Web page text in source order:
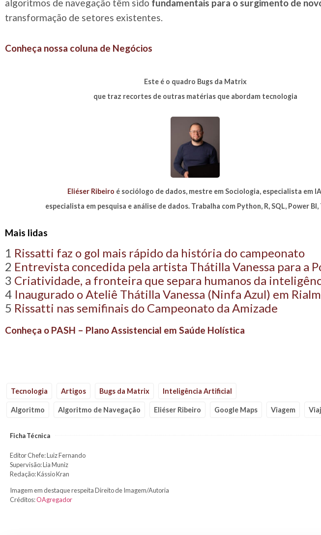
algoritmos de navegação têm sido fundamentais para o surgimento de
transformação de setores existentes.
Conheça nossa coluna de Negócios
Este é o quadro Bugs da Matrix
que traz recortes de outras matérias que abordam tecnologia
Eliéser Ribeiro é sociólogo de dados, mestre em Sociologia, especialista em
especialista em pesquisa e análise de dados. Trabalha com Python, R, SQL, Power BI,
Mais lidas
1 Rissatti faz o gol mais rápido da história do campeonato
2 Entrevista concedida pela artista Thátilla Vanessa para a
3 Criatividade, a fronteira que separa humanos da
4 Inaugurado o Ateliê Thátilla Vanessa (Ninfa Azul) em
5 Rissatti nas semifinais do Campeonato da Amizade
Conheça o PASH – Plano Assistencial em Saúde Holística
Tecnologia Artigos Bugs da Matrix Inteligência Artificial
Algoritmo Algoritmo de Navegação Eliéser Ribeiro Google Maps Viagem
Ficha Técnica
Editor Chefe: Luiz Fernando
Supervisão: Lia Muniz
Redação: Kássio Kran
Imagem em destaque respeita Direito de Imagem/Autoria
Créditos:OAgregador